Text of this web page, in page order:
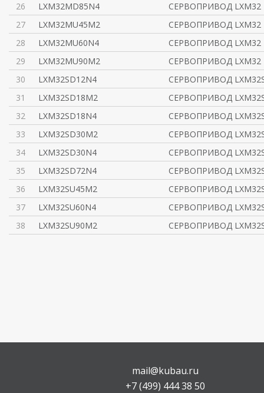
26
LXM32MD85N4
СЕРВОПРИВОД
27
LXM32MU45M2
СЕРВОПРИВОД
28
LXM32MU60N4
СЕРВОПРИВОД
29
LXM32MU90M2
СЕРВОПРИВОД
30
LXM32SD12N4
СЕРВОПРИВОД LXM32S
31
LXM32SD18M2
СЕРВОПРИВОД LXM32S
32
LXM32SD18N4
СЕРВОПРИВОД LXM32S
33
LXM32SD30M2
СЕРВОПРИВОД LXM32S
34
LXM32SD30N4
СЕРВОПРИВОД LXM32S
35
LXM32SD72N4
СЕРВОПРИВОД LXM32S
36
LXM32SU45M2
СЕРВОПРИВОД LXM32S
37
LXM32SU60N4
СЕРВОПРИВОД LXM32S
38
LXM32SU90M2 СЕРВОПРИВОД LXM32S
mail@kubau.ru
+7 (499) 444 38 50